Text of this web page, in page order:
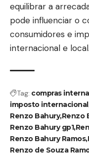
equilibrar a
pode influenciar o
consumidores e
internacional e local.
Tag: compras
imposto internacional
Renzo BahuryRenzo
Renzo Bahury gp1
Renzo Bahury Ramos
Renzo de Souza